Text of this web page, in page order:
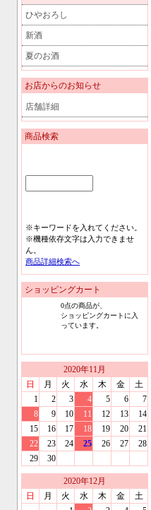
ひやおろし
新酒
夏のお酒
お店からのお知らせ
店舗詳細
商品検索
※キーワードを入れてください。
※機種依存文字は入力できませ
ん。
商品詳細検索へ
ショッピングカート
0点の商品が、
ショッピングカートに入
っています。
2020年11 月
日
月 火 水 木 金
土
1
2 3 4 5 6
7
8
9 10 11 12 13
14
15
16 17 18 19 20
21
22
23 24 25 26 27
28
29
30
2020年12月
日
月 火 水 木 金
土